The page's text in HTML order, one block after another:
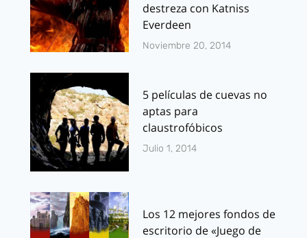
destreza con Katniss
Everdeen
Noviembre 20, 2014
5 películas de cuevas no
aptas para
claustrofóbicos
Julio 1, 2014
Los 12 mejores fondos de
escritorio de «Juego de